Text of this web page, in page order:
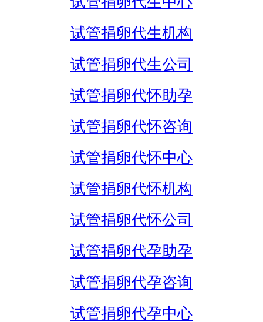
试管捐卵代生机构
试管捐卵代生公司
试管捐卵代怀助孕
试管捐卵代怀咨询
试管捐卵代怀中心
试管捐卵代怀机构
试管捐卵代怀公司
试管捐卵代孕助孕
试管捐卵代孕咨询
试管捐卵代孕中心